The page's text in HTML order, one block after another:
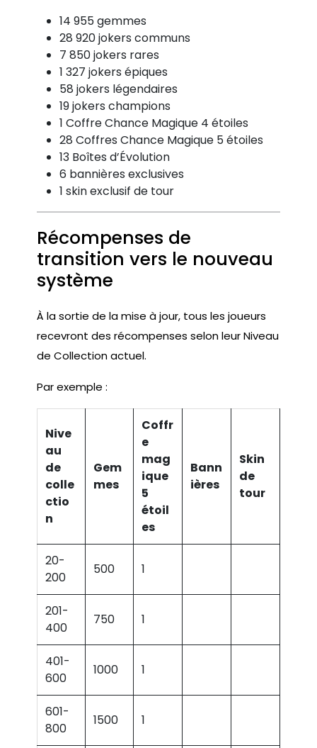
14 955 gemmes
28 920 jokers communs
7 850 jokers rares
1 327 jokers épiques
58 jokers légendaires
19 jokers champions
1 Coffre Chance Magique 4 étoiles
28 Coffres Chance Magique 5 étoiles
13 Boîtes d’Évolution
6 bannières exclusives
1 skin exclusif de tour
Récompenses de
transition vers le nouveau
système
À la sortie de la mise à jour, tous les joueurs
recevront des récompenses selon leur Niveau
de Collection actuel.
Par exemple :
Nive
au
de
colle
ctio
n
Gem
mes
Coffr
e
mag
ique
5
étoil
es
Bann
ières
Skin
de
tour
20-
200
500 1
201-
400
750 1
401-
600
1000 1
601-
800
1500 1